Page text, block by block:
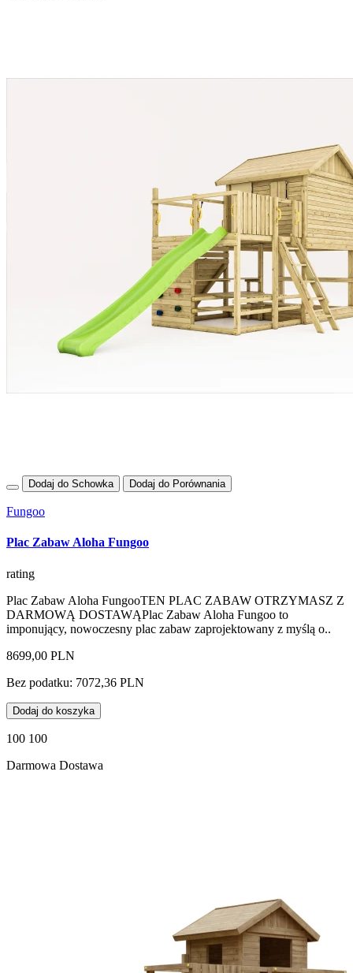
Dodaj do Schowka Dodaj do Porównania
Fungoo
Plac Zabaw Aloha Fungoo
rating
Plac Zabaw Aloha FungooTEN PLAC ZABAW OTRZYMASZ Z
DARMOWĄ DOSTAWĄPlac Zabaw Aloha Fungoo to
imponujący, nowoczesny plac zabaw zaprojektowany z myślą o..
8699,00 PLN
Bez podatku: 7072,36 PLN
Dodaj do koszyka
100 100
Darmowa Dostawa